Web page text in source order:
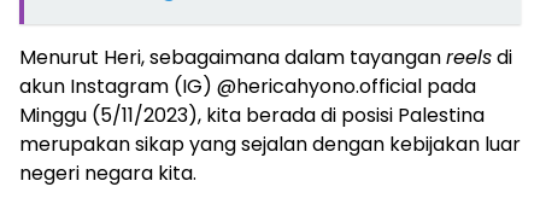
Menurut Heri, sebagaimana dalam tayanganreelsdi
akun Instagram (IG) @hericahyono.official pada
Minggu (5/11/2023), kita berada di posisi Palestina
merupakan sikap yang sejalan dengan kebijakan luar
negeri negara kita.